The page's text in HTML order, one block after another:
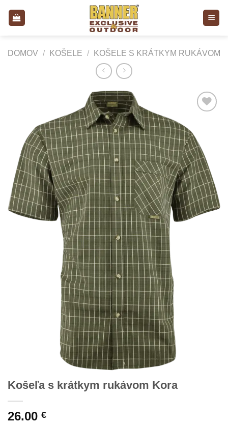
DOMOV / KOŠELE / KOŠELE S KRÁTKYM RUKÁVOM
Wishlist
Košeľa s krátkym rukávom Kora
26.00 €